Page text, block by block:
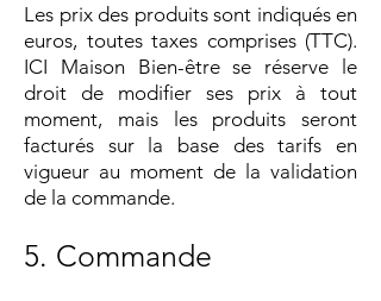
Les prix des produits sont indiqués en
euros, toutes taxes comprises (TTC).
ICI Maison Bien-être se réserve le
droit de modifier ses prix à tout
moment, mais les produits seront
facturés sur la base des tarifs en
vigueur au moment de la validation
de la commande.
5. Commande